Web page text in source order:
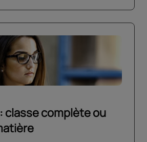
classe complète ou